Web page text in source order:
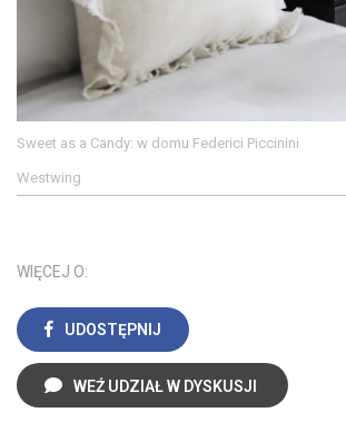
Sweet as a Candy: w domu Federici Piccinini
Westwing
WIĘCEJ O:
UDOSTĘPNIJ
WEŹ UDZIAŁ W DYSKUSJI